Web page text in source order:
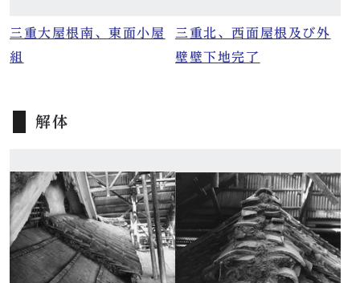
三重大屋根南、東面小屋
組
三重北、西面屋根及び外
壁壁下地完了
解体